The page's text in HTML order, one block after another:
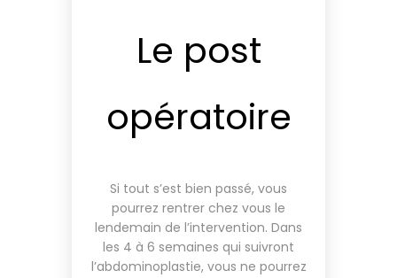
Le post
opératoire
Si tout s’est bien passé, vous
pourrez rentrer chez vous le
lendemain de l’intervention. Dans
les 4 à 6 semaines qui suivront
l’abdominoplastie, vous ne pourrez